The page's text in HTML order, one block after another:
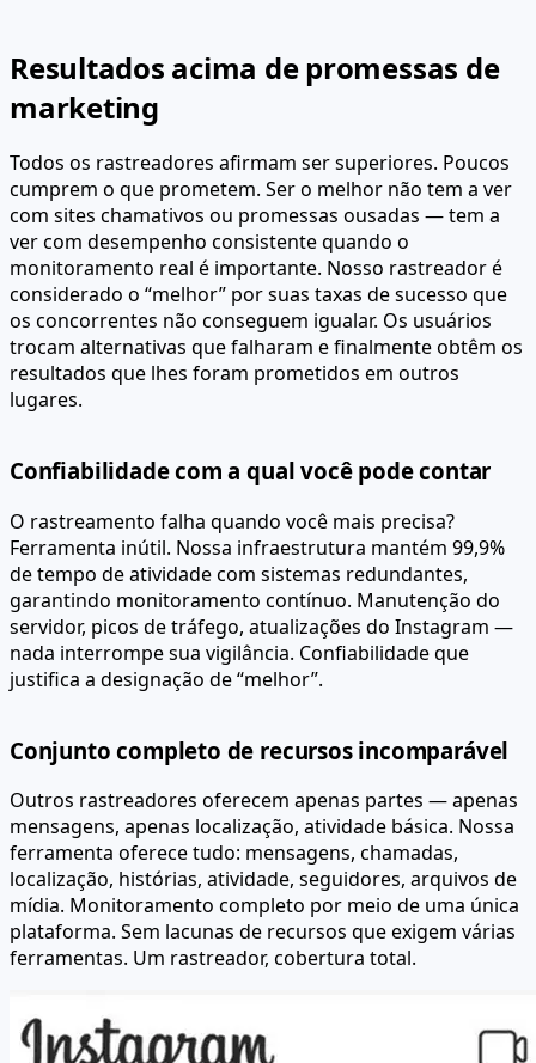
Resultados acima de promessas de
marketing
Todos os rastreadores afirmam ser superiores. Poucos
cumprem o que prometem. Ser o melhor não tem a ver
com sites chamativos ou promessas ousadas — tem a
ver com desempenho consistente quando o
monitoramento real é importante. Nosso rastreador é
considerado o “melhor” por suas taxas de sucesso que
os concorrentes não conseguem igualar. Os usuários
trocam alternativas que falharam e finalmente obtêm os
resultados que lhes foram prometidos em outros
lugares.
Confiabilidade com a qual você pode contar
O rastreamento falha quando você mais precisa?
Ferramenta inútil. Nossa infraestrutura mantém 99,9%
de tempo de atividade com sistemas redundantes,
garantindo monitoramento contínuo. Manutenção do
servidor, picos de tráfego, atualizações do Instagram —
nada interrompe sua vigilância. Confiabilidade que
justifica a designação de “melhor”.
Conjunto completo de recursos incomparável
Outros rastreadores oferecem apenas partes — apenas
mensagens, apenas localização, atividade básica. Nossa
ferramenta oferece tudo: mensagens, chamadas,
localização, histórias, atividade, seguidores, arquivos de
mídia. Monitoramento completo por meio de uma única
plataforma. Sem lacunas de recursos que exigem várias
ferramentas. Um rastreador, cobertura total.